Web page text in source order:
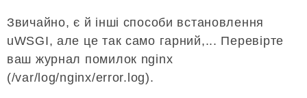
Звичайно, є й інші способи встановлення
uWSGI, але це так само гарний,... Перевірте
ваш журнал помилок nginx
(/var/log/nginx/error.log).